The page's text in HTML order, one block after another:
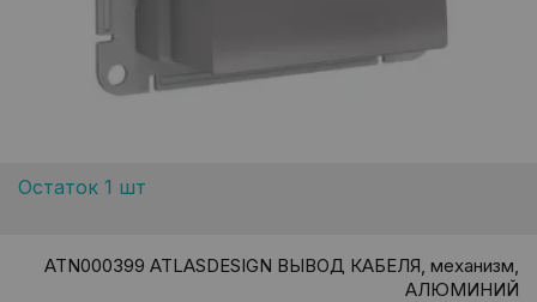
Остаток 1 шт
ATN000399 ATLASDESIGN ВЫВОД КАБЕЛЯ, механизм,
АЛЮМИНИЙ